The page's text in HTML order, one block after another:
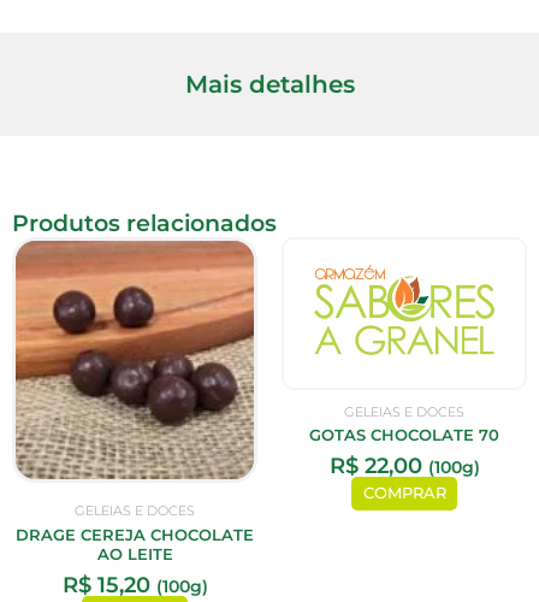
Mais detalhes
Produtos relacionados
GELEIAS E DOCES
DRAGE CEREJA CHOCOLATE
AO LEITE
R$15,20 (100g)
GELEIAS E DOCES
GOTAS CHOCOLATE 70
R$22,00 (100g)
COMPRAR